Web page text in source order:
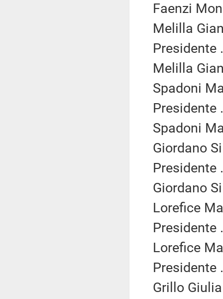
Faenzi
Melilla
Presidente
Melilla
Spadoni
Presidente
Spadoni
Giordano
Presidente
Giordano
Lorefice
Presidente
Lorefice
Presidente
Grillo